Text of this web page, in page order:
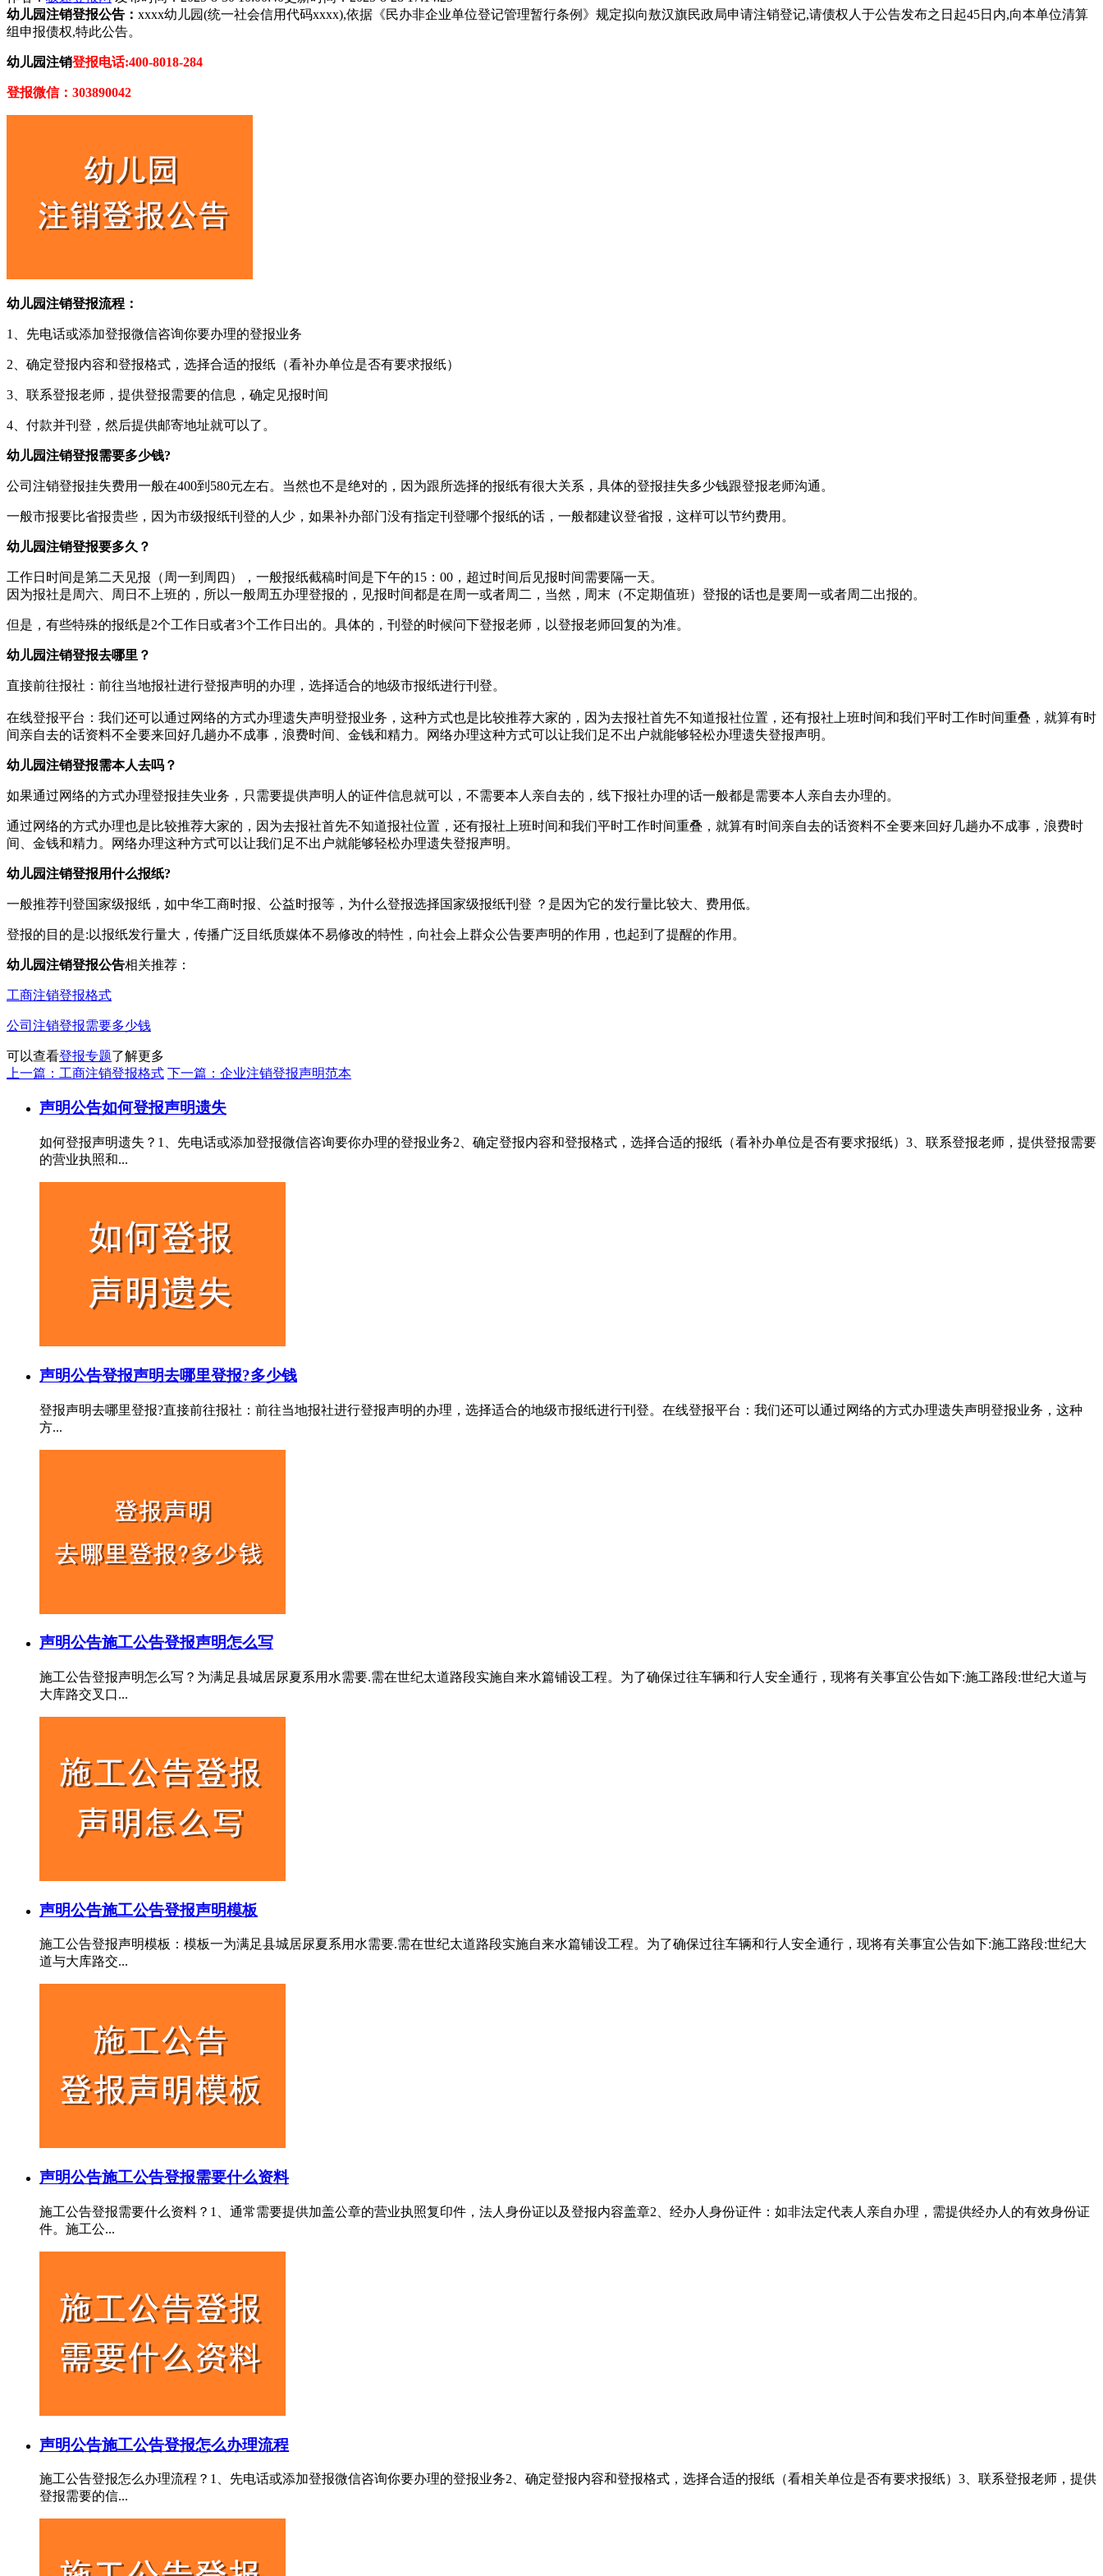
幼儿园注销登报公告： xxxx幼儿园(统一社会信用代码xxxx),依据《民办非企业单位登记管理暂行条例》规定拟向敖汉旗民政局申请注销登记,请债权人于公告发布之日起45日内,向本单位清算
组申报债权,特此公告。
幼儿园注销登报电话:400-8018-284
登报微信：303890042
幼儿园注销登报流程：
1、先电话或添加登报微信咨询你要办理的登报业务
2、确定登报内容和登报格式，选择合适的报纸（看补办单位是否有要求报纸）
3、联系登报老师，提供登报需要的信息，确定见报时间
4、付款并刊登，然后提供邮寄地址就可以了。
幼儿园注销登报需要多少钱?
公司注销登报挂失费用一般在400到580元左右。当然也不是绝对的，因为跟所选择的报纸有很大关系，具体的登报挂失多少钱跟登报老师沟通。
一般市报要比省报贵些，因为市级报纸刊登的人少，如果补办部门没有指定刊登哪个报纸的话，一般都建议登省报，这样可以节约费用。
幼儿园注销登报要多久？
工作日时间是第二天见报（周一到周四），一般报纸截稿时间是下午的15：00，超过时间后见报时间需要隔一天。
因为报社是周六、周日不上班的，所以一般周五办理登报的，见报时间都是在周一或者周二，当然，周末（不定期值班）登报的话也是要周一或者周二出报的。
但是，有些特殊的报纸是2个工作日或者3个工作日出的。具体的，刊登的时候问下登报老师，以登报老师回复的为准。
幼儿园注销登报去哪里？
直接前往报社‌：‌前往当地报社进行登报声明的办理，‌选择适合的地级市报纸进行刊登。‌
在线登报平台‌：‌我们还可以通过网络的方式办理遗失声明登报业务，这种方式也是比较推荐大家的，因为去报社首先不知道报社位置，还有报社上班时间和我们平时工作时间重叠，就算有时
间亲自去的话资料不全要来回好几趟办不成事，浪费时间、金钱和精力。网络办理这种方式可以让我们足不出户就能够轻松办理遗失登报声明。
幼儿园注销登报需本人去吗？
如果通过网络的方式办理登报挂失业务，只需要提供声明人的证件信息就可以，不需要本人亲自去的，线下报社办理的话一般都是需要本人亲自去办理的。
通过网络的方式办理也是比较推荐大家的，因为去报社首先不知道报社位置，还有报社上班时间和我们平时工作时间重叠，就算有时间亲自去的话资料不全要来回好几趟办不成事，浪费时
间、金钱和精力。网络办理这种方式可以让我们足不出户就能够轻松办理遗失登报声明。
幼儿园注销登报用什么报纸?
一般推荐刊登国家级报纸，如中华工商时报、公益时报等，为什么登报选择国家级报纸刊登 ？是因为它的发行量比较大、费用低。
登报的目的是:以报纸发行量大，传播广泛目纸质媒体不易修改的特性，向社会上群众公告要声明的作用，也起到了提醒的作用。
幼儿园注销登报公告相关推荐：
工商注销登报格式
公司注销登报需要多少钱
可以查看登报专题了解更多
上一篇：工商注销登报格式 下一篇：企业注销登报声明范本
声明公告如何登报声明遗失
如何登报声明遗失？1、先电话或添加登报微信咨询要你办理的登报业务2、确定登报内容和登报格式，选择合适的报纸（看补办单位是否有要求报纸）3、联系登报老师，提供登报需要
的营业执照和...
声明公告登报声明去哪里登报?多少钱
登报声明去哪里登报?直接前往报社‌：‌前往当地报社进行登报声明的办理，‌选择适合的地级市报纸进行刊登。‌‌在线登报平台‌：‌我们还可以通过网络的方式办理遗失声明登报业务，这种
方...
声明公告施工公告登报声明怎么写
施工公告登报声明怎么写？为满足县城居尿夏系用水需要.需在世纪太道路段实施自来水篇铺设工程。为了确保过往车辆和行人安全通行，现将有关事宜公告如下:施工路段:世纪大道与
大库路交叉口...
声明公告施工公告登报声明模板
施工公告登报声明模板：模板一为满足县城居尿夏系用水需要.需在世纪太道路段实施自来水篇铺设工程。为了确保过往车辆和行人安全通行，现将有关事宜公告如下:施工路段:世纪大
道与大库路交...
声明公告施工公告登报需要什么资料
施工公告登报需要什么资料？1‌、通常需要提供加盖公章的营业执照复印件，法人身份证以及登报内容盖章2、经办人身份证件‌：如非法定代表人亲自办理，需提供经办人的有效身份证
件。施工公...
声明公告施工公告登报怎么办理流程
施工公告登报怎么办理流程？1、先电话或添加登报微信咨询你要办理的登报业务2、确定登报内容和登报格式，选择合适的报纸（看相关单位是否有要求报纸）3、联系登报老师，提供
登报需要的信...